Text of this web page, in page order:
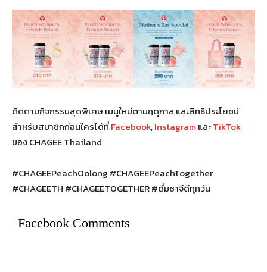
ติดตามกิจกรรมสุดพิเศษ เมนูใหม่ตามฤดูกาล และสิทธิประโยชน์
สำหรับสมาชิกก่อนใครได้ที่Facebook,InstagramและTikTok
ของ CHAGEE Thailand
#CHAGEEPeachOolong #CHAGEEPeachTogether
#CHAGEETH #CHAGEETOGETHER #ดื่มชาจีดีทุกวัน
Facebook Comments